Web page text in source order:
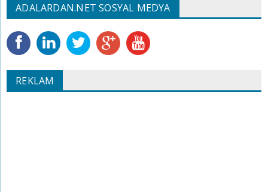
ADALARDAN.NET SOSYAL MEDYA
REKLAM